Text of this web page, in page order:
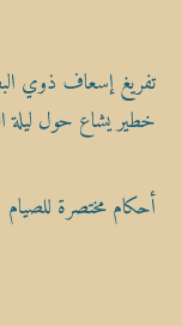
تفريغ إسعاف ذوي
خطير يشاع حول ليلة
أحكام مختصرة للصيام